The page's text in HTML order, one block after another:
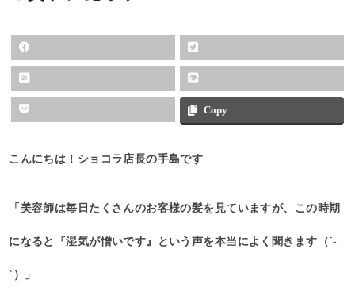
Copy
こんにちは！ショコラ店長の手島です
「美容師は毎日たくさんのお客様の髪を見ていますが、この時期
になると『湿気が憎いです』という声を本当によく聞きます（´-
`）」